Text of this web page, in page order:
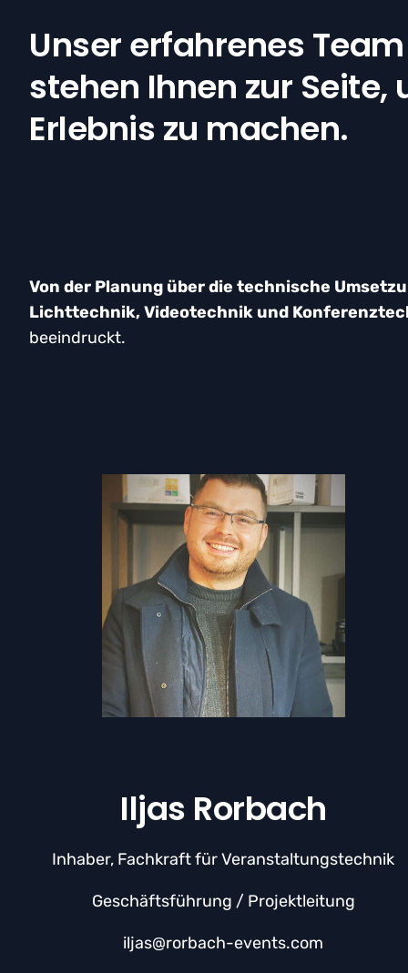
Unser erfahrenes
stehen Ihnen zur
Erlebnis zu machen.
Von der Planung über die technische
Lichttechnik, Videotechnik und
beeindruckt.
Iljas Rorbach
Inhaber, Fachkraft für Veranstaltungstechnik
Geschäftsführung / Projektleitung
iljas@rorbach-events.com